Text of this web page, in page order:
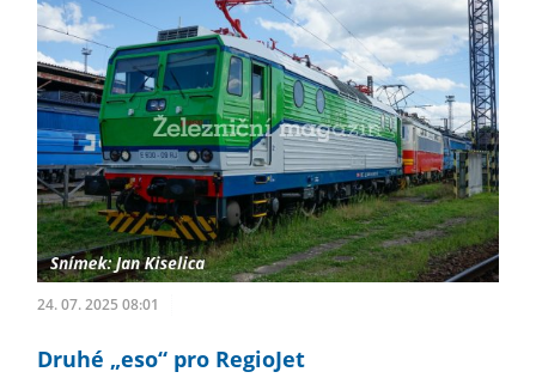
24. 07. 2025 08:01
Druhé „eso“ pro RegioJet